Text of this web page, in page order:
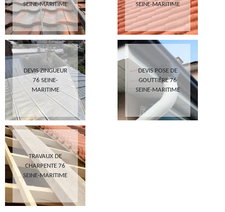
SEINE-MARITIME
SEINE-MARITIME
DEVIS ZINGUEUR
76 SEINE-
MARITIME
DEVIS POSE DE
GOUTTIÈRE 76
SEINE-MARITIME
TRAVAUX DE
CHARPENTE 76
SEINE-MARITIME